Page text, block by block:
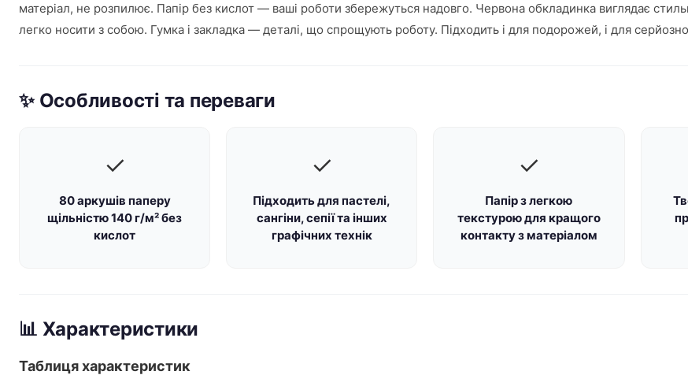
матеріал, не розпилює. Папір без кислот — ваші роботи збережуться надовго. Червона обкладинка виглядає
легко носити з собою. Гумка і закладка — деталі, що спрощують роботу. Підходить і для подорожей, і для
✨ Особливості та переваги
✓
80 аркушів паперу
щільністю 140 г/м² без
кислот
✓
Підходить для пастелі,
сангіни, сепії та інших
графічних технік
✓
Папір з легкою
текстурою для кращого
контакту з матеріалом
📊 Характеристики
Таблиця характеристик